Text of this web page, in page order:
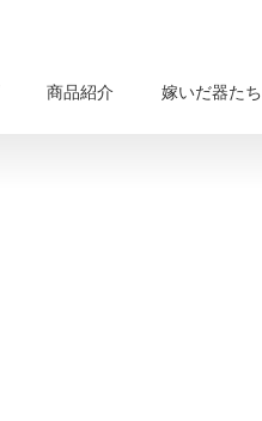
商品紹介 嫁いだ器たち